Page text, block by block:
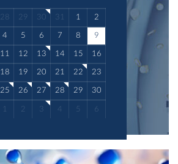
28 29 30 31 1 2
4 5 6 7 8 9
11 12 13 14 15 16
18 19 20 21 22 23
25 26 27 28 29 30
1 2 3 4 5 6